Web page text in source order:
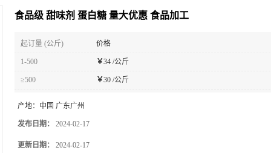
食品级 甜味剂 蛋白糖 量大优惠 食品加工
起订量 (公斤) 价格
1-500 ￥34 /公斤
≥500 ￥30 /公斤
产地： 中国 广东广州
发布日期： 2024-02-17
更新日期： 2024-02-17